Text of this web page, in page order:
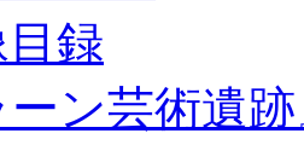
録
ーン芸術遺